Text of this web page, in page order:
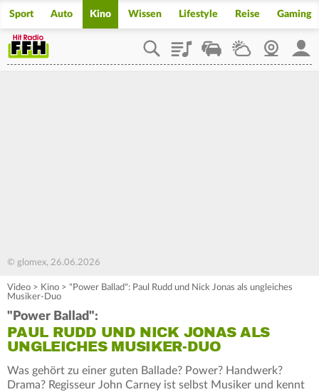
Sport Auto Kino Wissen Lifestyle Reise Gaming
PlaylistStaupilotWetterWebcam
© glomex, 26.06.2026
Video > Kino > "Power Ballad": Paul Rudd und Nick Jonas als ungleiches
Musiker-Duo
"Power Ballad":
PAUL RUDD UND NICK JONAS ALS
UNGLEICHES MUSIKER-DUO
Was gehört zu einer guten Ballade? Power? Handwerk?
Drama? Regisseur John Carney ist selbst Musiker und kennt